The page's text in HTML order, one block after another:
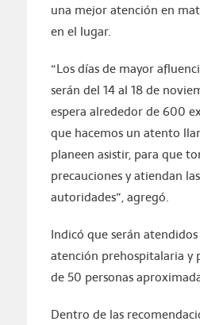
una mejor atención en
en el lugar.
“Los días de mayor
serán del 14 al 18 de
espera alrededor de 600
que hacemos un atento
planeen asistir, para que
precauciones y atiendan
autoridades”, agregó.
Indicó que serán
atención prehospitalaria y
de 50 personas
Dentro de las